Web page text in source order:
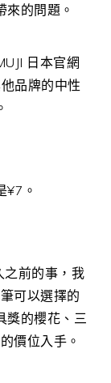
的問題。
日本官網
品牌的中性
¥7。
前的事，我
可以選擇的
獎的櫻花、三
價位入手。